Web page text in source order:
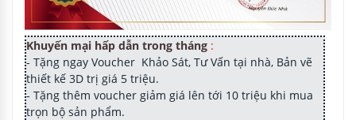
Khuyến mại hấp dẫn trong tháng :
- Tặng ngay Voucher Khảo Sát, Tư Vấn tại nhà, Bản vẽ
thiết kế 3D trị giá 5 triệu.
- Tặng thêm voucher giảm giá lên tới 10 triệu khi mua
trọn bộ sản phẩm.